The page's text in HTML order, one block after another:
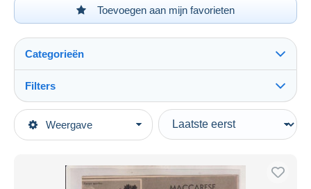
Toevoegen aan mijn favorieten
Weergave
Categorieën
Topcategorieën
Europa
Filters
Type verkopen
Actief
Veiling met biedingen